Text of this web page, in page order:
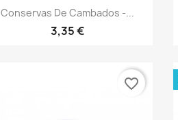
Vista rápida
Conservas De Cambados -...
3,35 €
favorite_border